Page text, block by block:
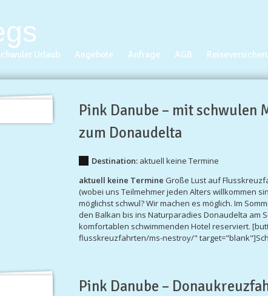
Urlaub Angebote Anfrage AGB
Pink Danube – mit schwulen
zum Donaudelta
Destination: aktuell keine Termine
aktuell keine Termine Große Lust auf
(wobei uns Teilmehmer jeden Alters willkommen
möglichst schwul? Wir machen es möglich. Im
den Balkan bis ins Naturparadies Donaudelta am
komfortablen schwimmenden Hotel reserviert.
flusskreuzfahrten/ms-nestroy/"
Pink Danube –